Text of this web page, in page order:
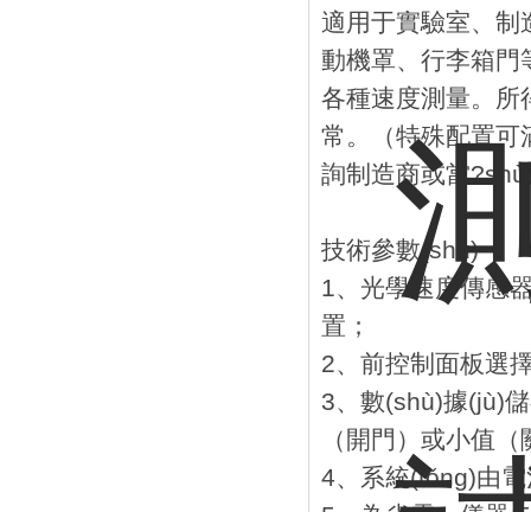
適用于實驗室、制
動機罩、行李箱門
各種速度測量。所
常。（特殊配置可
詢制造商或當
技術參數(shù)
1、光學速度傳感
置；
2、前控制面板選
3、數(shù)據(jù)
（開門）或小值
4、系統(tǒng)由